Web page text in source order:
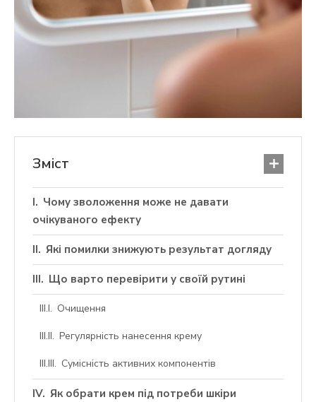
Зміст
Чому зволоження може не давати
очікуваного ефекту
Які помилки знижують результат догляду
Що варто перевірити у своїй рутині
Очищення
Регулярність нанесення крему
Сумісність активних компонентів
Як обрати крем під потреби шкіри